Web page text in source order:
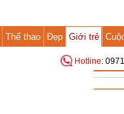
Thể thao Đẹp Giới trẻ
Hotline: